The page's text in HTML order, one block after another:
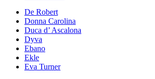
De Robert
Donna Carolina
Duca d’ Ascalona
Dyva
Ebano
Ekle
Eva Turner